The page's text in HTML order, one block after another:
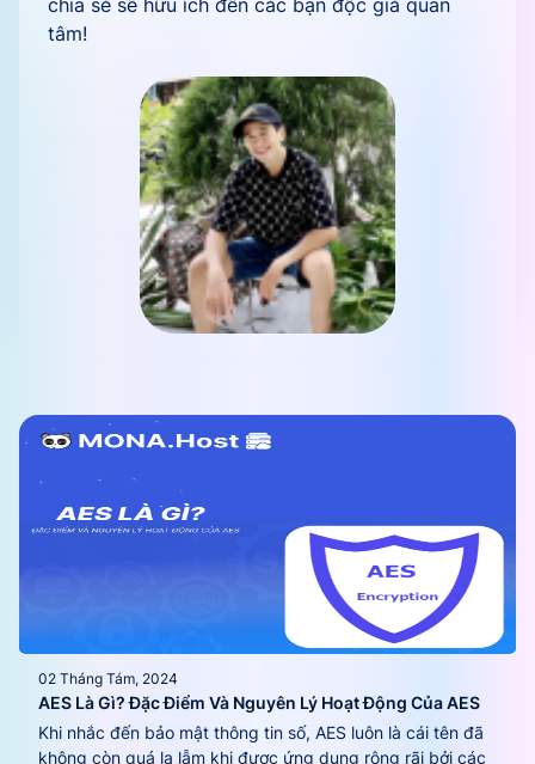
chia sẻ sẽ hữu ích đến các bạn độc giả quan
tâm!
02 Tháng Tám, 2024
AES Là Gì? Đặc Điểm Và Nguyên Lý Hoạt Động Của AES
Khi nhắc đến bảo mật thông tin số, AES luôn là cái tên đã
không còn quá lạ lẫm khi được ứng dụng rộng rãi bởi các